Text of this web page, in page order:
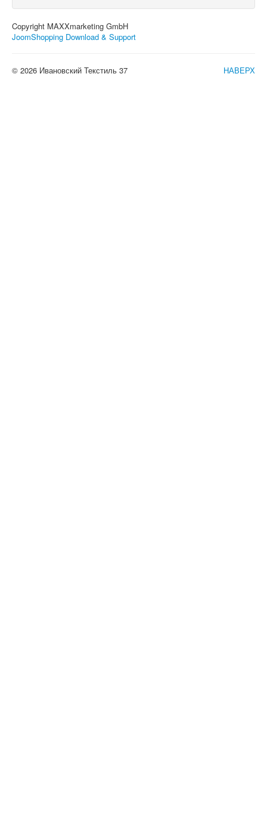
Copyright MAXXmarketing GmbH
JoomShopping Download & Support
НАВЕРХ
© 2026 Ивановский Текстиль 37